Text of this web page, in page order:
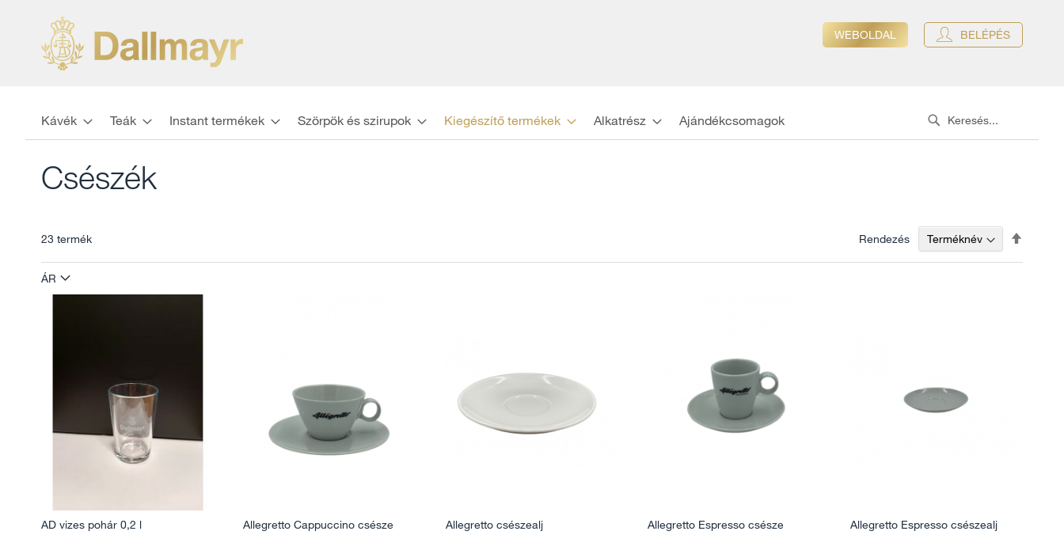
BELÉPÉS
WEBOLDAL
Kávék Teák Instant termékek Szörpök és szirupok Kiegészítő termékek Alkatrész Ajándékcsomagok
Search
SEARCH
Csészék
ÁR
23 termék Rendezés
AD vizes pohár 0,2 l Allegretto Cappuccino csésze Allegretto csészealj Allegretto Espresso csésze Allegretto Espresso csészealj